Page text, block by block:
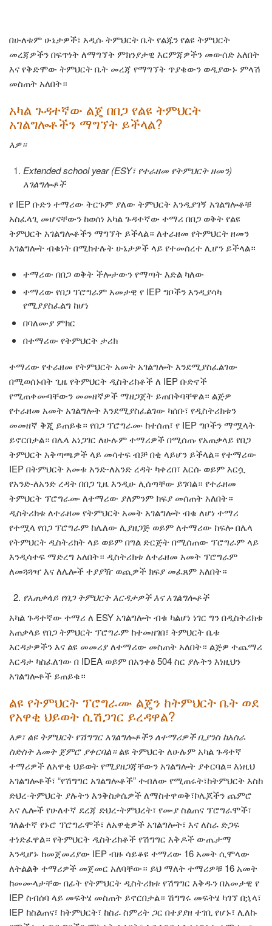
በሁለቱም ሁኔታዎች፣ አዲሱ ትምህርት ቤት የልጁን የልዩ ትምህርት
መረጃዎችን በፍጥነት ለማግኘት ምክንያታዊ እርምጃዎችን መውሰድ አለበት
እና የቅድሞው ትምህርት ቤት መረጃ የማግኘት ጥያቄውን ወዲያውኑ ምላሽ
መስጠት አለበት።
አካል ጉዳተኛው ልጄ በበጋ የልዩ ትምህርት
አገልግሎቶችን ማግኘት ይችላል?
አዎ።
Extended school year (ESY፣ የተራዘመ የትምህርት ዘመን)
አገልግሎቶች
የ IEP ቡድን ተማሪው ትርጉም ያለው ትምህርት እንዲያገኝ አገልግሎቶቹ
አስፈላጊ መሆናቸውን ከወሰነ አካል ጉዳተኛው ተማሪ በበጋ ወቅት የልዩ
ትምህርት አገልግሎቶችን ማግኘት ይችላል። ለተራዘመ የትምህርት ዘመን
አገልግሎት ብቁነት በሚከተሉት ሁኔታዎች ላይ የተመሰረተ ሊሆን ይችላል።
ተማሪው በበጋ ወቅት ችሎታውን የማጣት እድል ካለው
ተማሪው የበጋ ፕሮግራም አመታዊ የ IEP ግቦችን እንዲያሳካ
የሚያያስፈልግ ከሆነ
በባለሙያ ምክር
በተማሪው የትምህርት ታሪክ
ተማሪው የተራዘመ የትምህርት አመት አገልግሎት እንደሚያስፈልገው
በሚወሰኑበት ጊዜ የትምህርት ዲስትሪክቶች ለ IEP ቡድኖች
የሚጠቀሙባቸውን መመዘኛዎች ማዘጋጀት ይጠበቅባቸዋል። ልጅዎ
የተራዘመ አመት አገልግሎት እንደሚያስፈልገው ካሰቡ፣ የዲስትሪክቱን
መመዘኛ ቅጂ ይጠይቁ። የበጋ ፕሮግራሙ ከተሰጠ፣ የ IEP ግቦችን ማሟላት
ይኖርበታል። በሌላ አነጋገር ለሁሉም ተማሪዎች በሚሰጡ የአጠቃላይ የበጋ
ትምህርት አቅጣጫዎች ላይ መሳተፍ ብቻ በቂ ላይሆን ይችላል። የተማሪው
IEP በትምህርት አመቱ አንድ-ለአንድ ረዳት ካቀረበ፣ እርሱ ወይም እርሷ
የአንድ-ለአንድ ረዳት በበጋ ጊዜ እንዲሁ ሊሰጣቸው ይገባል። የተራዘመ
ትምህርት ፕሮግራሙ ለተማሪው ያለምንም ክፍያ መሰጠት አለበት።
ዲስትሪክቱ ለተራዘመ የትምህርት አመት አገልግሎት ብቁ ለሆነ ተማሪ
የተሟላ የበጋ ፕሮግራም ከሌለው ሊያዘጋጅ ወይም ለተማሪው ከፍሎ በሌላ
የትምህርት ዲስትሪክት ላይ ወይም በግል ድርጅት በሚሰጠው ፕሮግራም ላይ
እንዲሳተፍ ማድረግ አለበት። ዲስትሪክቱ ለተራዘመ አመት ፕሮግራም
ለመጓጓዣ እና ለሌሎች ተያያዥ ወጪዎች ክፍያ መፈጸም አለበት።
የአጠቃላይ የበጋ ትምህርት እርዳታዎች እና አገልግሎቶች
አካል ጉዳተኛው ተማሪ ለ ESY አገልግሎት ብቁ ካልሆነ ነገር ግን በዲስትሪክቱ
አጠቃላይ የበጋ ትምህርት ፕሮግራም ከተመዘገበ፣ ትምህርት ቤቱ
እርዳታዎችን እና ልዩ መመሪያ ለተማሪው መስጠት አለበት። ልጅዎ ተጨማሪ
እርዳታ ካስፈለገው በ IDEA ወይም በአንቀፅ 504 ስር ያሉትን እነዚህን
አገልግሎቶች ይጠይቁ።
ልዩ የትምህርት ፕሮግራሙ ልጄን ከትምህርት ቤት ወደ
የአዋቂ ህይወት ሲሽጋገር ይረዳዋል?
አዎ፣ ልዩ ትምህርት የሽግግር አገልግሎቶችን ለተማሪዎች ቢያንስ ከአስራ
ስድስት አመት ጀምሮ ያቀርባል።ልዩ ትምህርት ለሁሉም አካል ጉዳተኛ
ተማሪዎች ለአዋቂ ህይወት የሚያዘጋጃቸውን አገልግሎት ያቀርባል። እነዚህ
አገልግሎቶች፣ “የሽግግር አገልግሎቶች” ተብለው የሚጠሩት፣ከትምህርት እስከ
ድህረ-ትምህርት ያሉትን እንቅስቃሴዎች ለማስተዋወቅ፣ኮሌጆችን ጨምሮ
እና ሌሎች የሁለተኛ ደረጃ ድህረ-ትምህረት፣ የሙያ ስልጠና ፕሮግራሞች፣
ገለልተኛ የኑሮ ፕሮግራሞች፣ ለአዋቂዎች አገልግሎት፣ እና ለስራ ድጋፍ
ተነድፈዋል። የትምህርት ዲስትሪክቶች የሽግግር እቅዶች ውጤታማ
እንዲሆኑ ከመጀመሪያው IEP ብዙ ሳይቆዩ ተማሪው 16 አመት ሲሞላው
ለትልልቅ ተማሪዎች መጀመር አለባቸው። ይህ ማለት ተማሪዎቹ 16 አመት
ከመሙላታቸው በፊት የትምህርት ዲስትሪክቱ የሽግግር እቅዱን በአመታዊ የ
IEP ስብሰባ ላይ መፍትሄ መስጠት ይኖርበታል። ሽግግሩ መፍትሄ ካገኘ በኋላ፣
IEP ከስልጠና፣ ከትምህርት፣ ከስራ ስምሪት ጋር በተያያዘ ተገቢ የሆኑ፣ ሊለኩ